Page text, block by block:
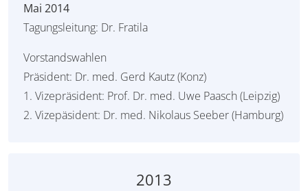
Mai 2014
Tagungsleitung: Dr. Fratila
Vorstandswahlen
Präsident: Dr. med. Gerd Kautz (Konz)
1. Vizepräsident: Prof. Dr. med. Uwe Paasch (Leipzig)
2. Vizepäsident: Dr. med. Nikolaus Seeber (Hamburg)
2013